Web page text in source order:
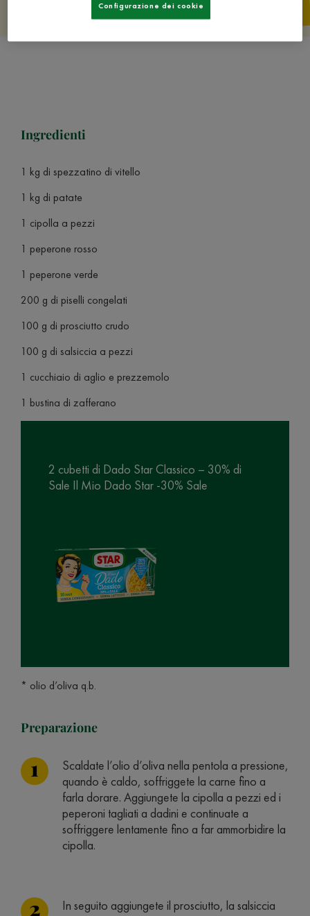
Ingredienti
1 kg di spezzatino di vitello
1 kg di patate
1 cipolla a pezzi
1 peperone rosso
1 peperone verde
200 g di piselli congelati
100 g di prosciutto crudo
100 g di salsiccia a pezzi
1 cucchiaio di aglio e prezzemolo
1 bustina di zafferano
2 cubetti di Dado Star Classico – 30% di
Sale Il Mio Dado Star -30% Sale
* olio d’oliva q.b.
Preparazione
Scaldate l’olio d’oliva nella pentola a pressione,
quando è caldo, soffriggete la carne fino a
farla dorare. Aggiungete la cipolla a pezzi ed i
peperoni tagliati a dadini e continuate a
soffriggere lentamente fino a far ammorbidire la
cipolla.
In seguito aggiungete il prosciutto, la salsiccia
Configurazione dei cookie